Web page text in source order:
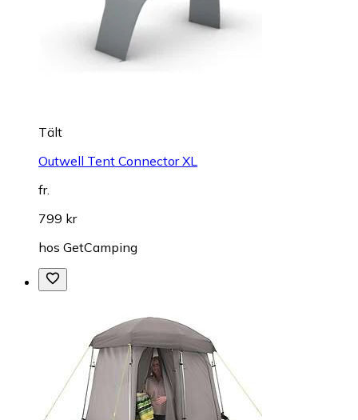
Tält
Outwell Tent Connector XL
fr.
799 kr
hos GetCamping